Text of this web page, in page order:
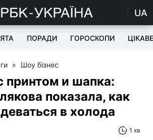
UA
ПОРАДИ ГОРОСКОПИ ЦІКАВЕ
» Шоу бізнес
принтом и шапка:
показала, как
в холода
1 хв